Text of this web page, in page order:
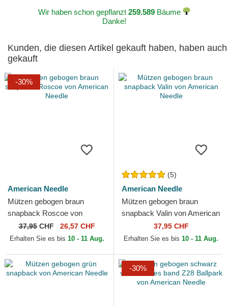
Wir haben schon gepflanzt 259.589Bäume
Danke!
Kunden, die diesen Artikel gekauft haben, haben auch
gekauft
-30%
American Needle
Mützen gebogen braun
snapback Roscoe von
American Needle
37,95CHF 26,57 CHF
Erhalten Sie es bis 10 - 11 Aug.
(5)
American Needle
Mützen gebogen braun
snapback Valin von American
37,95 CHF
Erhalten Sie es bis 10 - 11 Aug.
-30%